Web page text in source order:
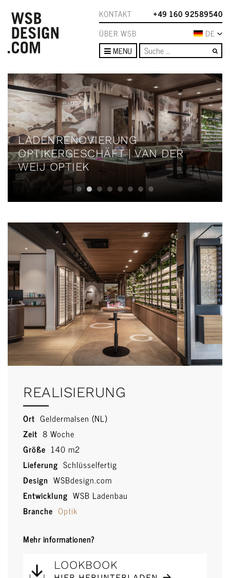
KONTAKT
+49 160 92589540
ÜBER WSB
DE
MENU
LADENRENOVIERUNG
OPTIKERGESCHÄFT | VAN DER
WEIJ OPTIEK
REALISIERUNG
Ort Geldermalsen (NL)
Zeit 8 Woche
Größe 140 m2
Lieferung Schlüsselfertig
Design WSBdesign.com
Entwicklung WSB Ladenbau
Branche Optik
Mehr informationen?
LOOKBOOK